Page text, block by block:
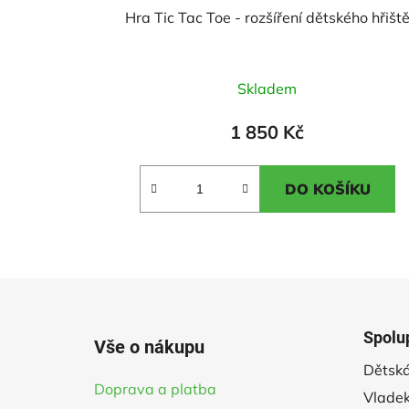
Hra Tic Tac Toe - rozšíření dětského hřiště
hodnocení
produktu
Skladem
1 850 Kč
DO KOŠÍKU
Vše o nákupu
Doprava a platba